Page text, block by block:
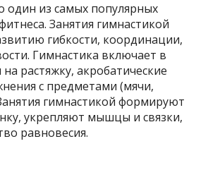
один из самых популярных
Занятия гимнастикой
гибкости, координации,
Гимнастика включает в
растяжку, акробатические
с предметами (мячи,
гимнастикой формируют
укрепляют мышцы и связки,
равновесия.